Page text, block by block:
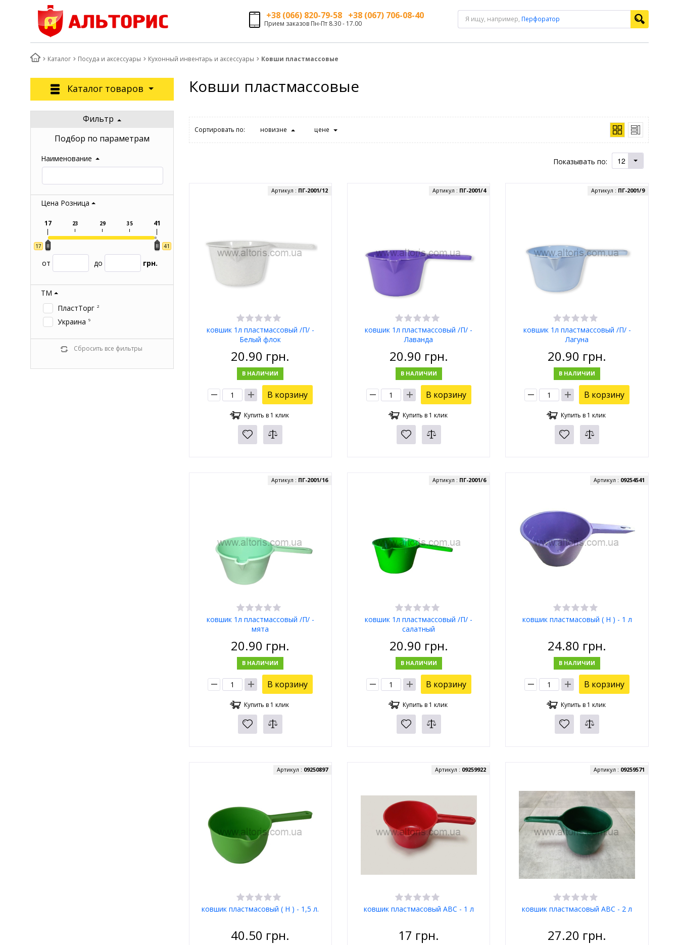
+38 (066) 820-79-58 +38 (067) 706-08-40
Прием заказов Пн-Пт 8.30 - 17.00
Я ищу, например, Перфоратор
Каталог Посуда и аксессуары Кухонный инвентарь и аксессуары Ковши пластмассовые
Каталог товаров
Фильтр
Подбор по параметрам
Наименование
Цена Розница
17 41
17 23 29 35 41
от до грн.
ТМ
ПластТорг 2
Украина 9
Сбросить все фильтры
Ковши пластмассовые
Сортировать по: новизне цене
Показывать по: 12
ковшик 1л пластмассовый /П/ -
Белый флок
Артикул : ПГ-2001/12
20.90 грн.
В НАЛИЧИИ
В корзину
Купить в 1 клик
ковшик 1л пластмассовый /П/ -
Лаванда
Артикул : ПГ-2001/4
20.90 грн.
В НАЛИЧИИ
В корзину
Купить в 1 клик
ковшик 1л пластмассовый /П/ -
Лагуна
Артикул : ПГ-2001/9
20.90 грн.
В НАЛИЧИИ
В корзину
Купить в 1 клик
ковшик 1л пластмассовый /П/ -
мята
Артикул : ПГ-2001/16
20.90 грн.
В НАЛИЧИИ
В корзину
Купить в 1 клик
ковшик 1л пластмассовый /П/ -
салатный
Артикул : ПГ-2001/6
20.90 грн.
В НАЛИЧИИ
В корзину
Купить в 1 клик
ковшик пластмасовый ( Н ) - 1 л
Артикул : 09254541
24.80 грн.
В НАЛИЧИИ
В корзину
Купить в 1 клик
ковшик пластмасовый ( Н ) - 1,5 л.
Артикул : 09250897
40.50 грн.
ковшик пластмасовый АВС - 1 л
Артикул : 09259922
17 грн.
ковшик пластмасовый АВС - 2 л
Артикул : 09259571
27.20 грн.